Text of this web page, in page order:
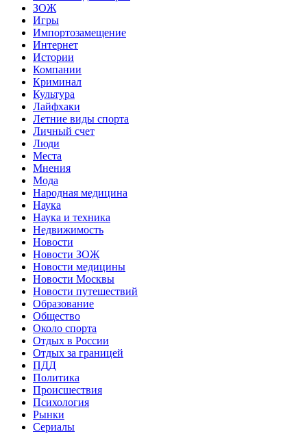
ЗОЖ
Игры
Импортозамещение
Интернет
Истории
Компании
Криминал
Культура
Лайфхаки
Летние виды спорта
Личный счет
Люди
Места
Мнения
Мода
Народная медицина
Наука
Наука и техника
Недвижимость
Новости
Новости ЗОЖ
Новости медицины
Новости Москвы
Новости путешествий
Образование
Общество
Около спорта
Отдых в России
Отдых за границей
ПДД
Политика
Происшествия
Психология
Рынки
Сериалы